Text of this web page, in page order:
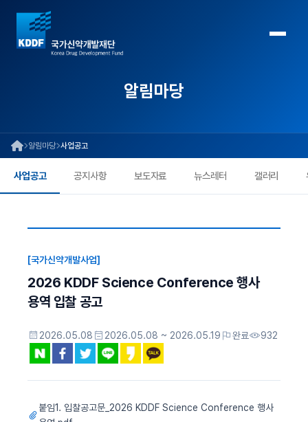
알림마당
알림마당 사업공고
사업공고 공지사항 보도자료 뉴스레터 갤러리
[국가신약개발사업]
2026 KDDF Science Conference 행사
용역 입찰 공고
2026.05.08 2026.05.08 ~ 2026.05.19 완료 932
붙임1. 입찰공고문_2026 KDDF Science Conference 행사